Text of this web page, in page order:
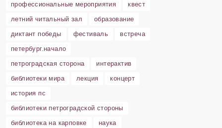
профессиональные мероприятия
квест
летний читальный зал
образование
диктант победы
фестиваль
встреча
петербург.начало
петроградская сторона
интерактив
библиотеки мира
лекция
концерт
история пс
библиотеки петроградской стороны
библиотека на карповке
наука